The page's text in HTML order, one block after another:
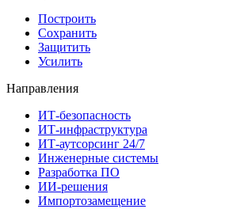
Построить
Сохранить
Защитить
Усилить
Направления
ИТ-безопасность
ИТ-инфраструктура
ИТ-аутсорсинг 24/7
Инженерные системы
Разработка ПО
ИИ-решения
Импортозамещение